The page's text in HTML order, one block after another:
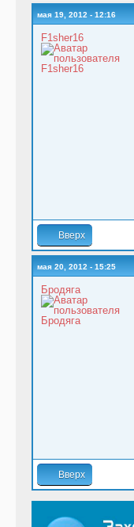
мая 19, 2012 - 12:16
F1sher16
Вверх
мая 20, 2012 - 15:25
Бродяга
Вверх